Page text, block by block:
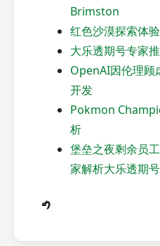
Brimston
红色沙漠探索体
大乐透期号专家
OpenAI因伦理顾
开发
Pokmon
析
堡垒之夜剩余员
家解析大乐透期